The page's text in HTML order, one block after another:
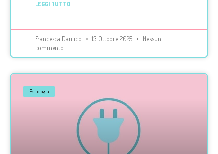
LEGGI TUTTO
Francesca Damico 13 Ottobre 2025
Nessun
commento
Psicologia